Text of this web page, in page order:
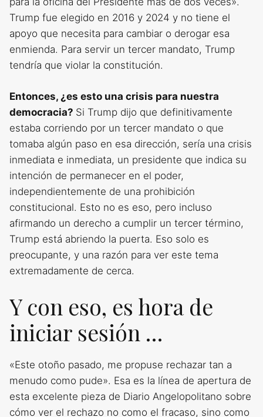
Trump fue elegido en 2016 y 2024 y no tiene el
apoyo que necesita para cambiar o derogar esa
enmienda. Para servir un tercer mandato, Trump
tendría que violar la constitución.
Entonces, ¿es esto una crisis para nuestra
democracia? Si Trump dijo que definitivamente
estaba corriendo por un tercer mandato o que
tomaba algún paso en esa dirección, sería una crisis
inmediata e inmediata, un presidente que indica su
intención de permanecer en el poder,
independientemente de una prohibición
constitucional. Esto no es eso, pero incluso
afirmando un derecho a cumplir un tercer término,
Trump está abriendo la puerta. Eso solo es
preocupante, y una razón para ver este tema
extremadamente de cerca.
Y con eso, es hora de
iniciar sesión …
«Este otoño pasado, me propuse rechazar tan a
menudo como pude». Esa es la línea de apertura de
esta excelente pieza de Diario Angelopolitano sobre
cómo ver el rechazo no como el fracaso, sino como